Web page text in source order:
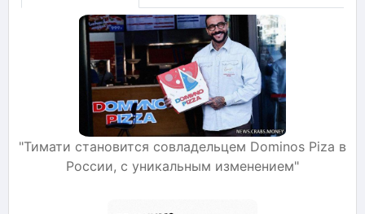
"Тимати становится совладельцем Dominos Piza в
России, с уникальным изменением"